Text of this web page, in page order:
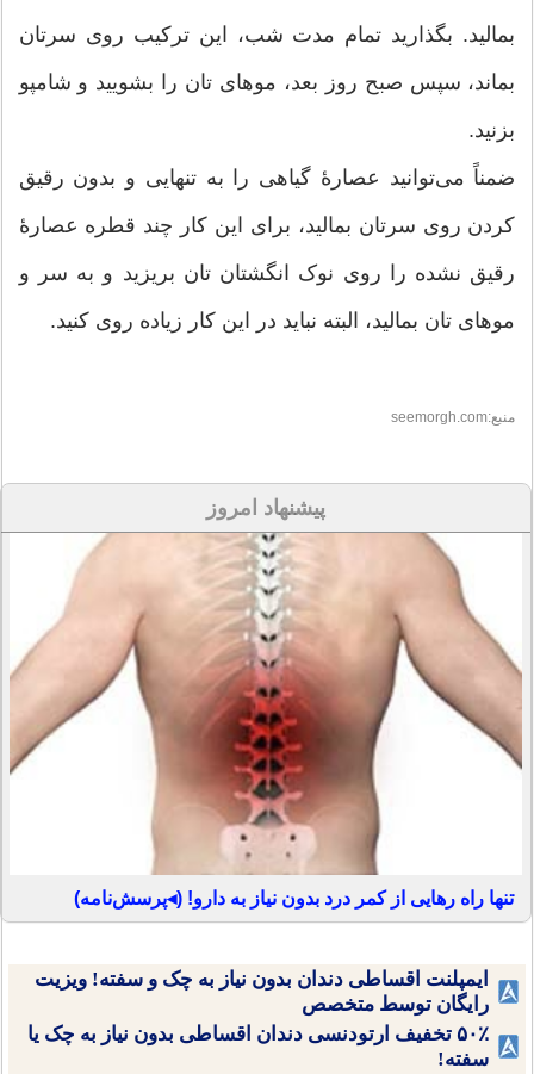
بمالید. بگذارید تمام مدت شب، این ترکیب روی سرتان
بماند، سپس صبح روز بعد، موهای تان را بشویید و شامپو
بزنید.
ضمناً می‌توانید عصارۀ گیاهی را به تنهایی و بدون رقیق
کردن روی سرتان بمالید، برای این کار چند قطره عصارۀ
رقیق نشده را روی نوک انگشتان تان بریزید و به سر و
موهای تان بمالید، البته نباید در این کار زیاده روی کنید.
منبع:seemorgh.com
پیشنهاد امروز
تنها راه رهایی از کمر درد بدون نیاز به دارو! (◂پرسش‌نامه)
ایمپلنت اقساطی دندان بدون نیاز به چک و سفته! ویزیت
رایگان توسط متخصص
۵۰٪ تخفیف ارتودنسی دندان اقساطی بدون نیاز به چک یا
سفته!